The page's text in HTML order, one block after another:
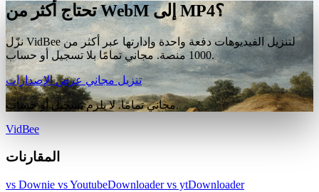
تحتاج أكثر من WebM إلى MP4؟
نزّل VidBee لتنزيل الفيديوهات دفعة واحدة وإدارتها عبر أكثر من
1000 منصة. مجاني تمامًا بلا تسجيل أو حساب.
تنزيل مجانيعرض الإصدارات
مجاني تمامًا. لا يلزم تسجيل أو حساب.
VidBee
المقارنات
vs Downie vs YoutubeDownloadervs ytDownloader